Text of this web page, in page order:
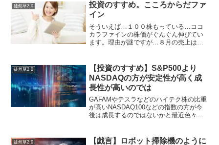
徒然草2.0
投資のすすめ。こころからだファ
イン
そういえば…１００株もっている…ココ
カラファインの株価がぐんぐん伸びてい
ます。理由が謎ですが…８月の売上は前
していっている見込みがあるのかな？ま
あ、マツキヨやウェル...
徒然草2.0
【投資のすすめ】S&P500より
NASDAQの方が安定性が高く成
長性が高いのでは
GAFAMやテスラなどのハイテク株の比重
が高いNASDAQ100などの指数の方が今
後は成長するのではないかと最近色々と
めている（意外に少ないかも）逆に伝統
徒然草2.0
【戯言】ロボット掃除機のように